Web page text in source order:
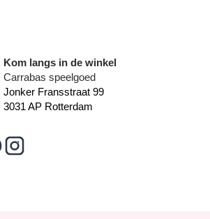
Kom langs in de winkel
Carrabas speelgoed
Jonker Fransstraat 99
3031 AP Rotterdam